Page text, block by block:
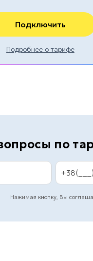
Подключить
Подробнее о тарифе
по
Нажимая кнопку, Вы